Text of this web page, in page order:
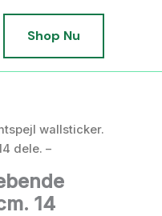
Shop Nu
wallsticker.
dele. –
14